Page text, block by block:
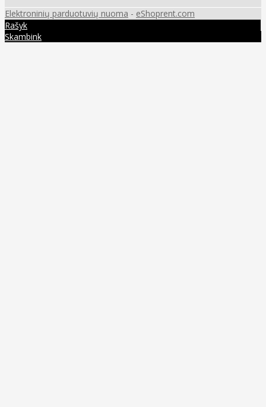
Elektroninių parduotuvių nuoma - eShoprent.com
Rašyk
Skambink